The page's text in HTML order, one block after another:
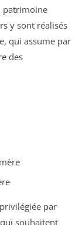
patrimoine
y sont réalisés
qui assume par
des
par
souhaitent